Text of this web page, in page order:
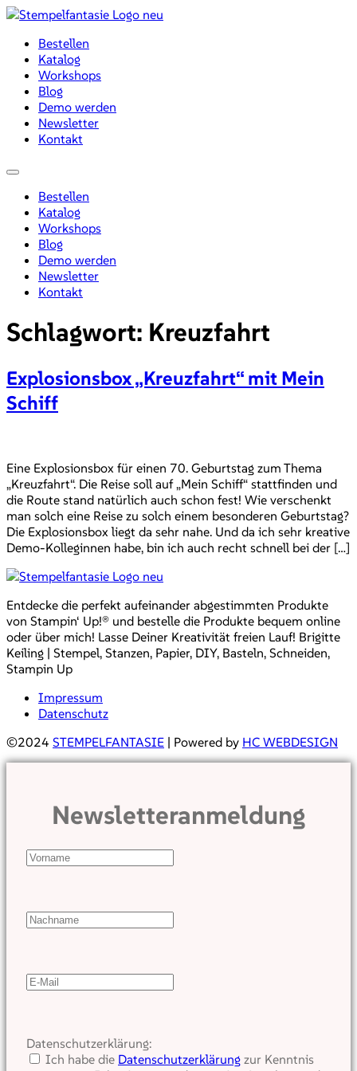
Zum
wechselnBestellen
Katalog
Workshops
Blog
Demo werden
Newsletter
Kontakt
Menü
Bestellen
Katalog
Workshops
Blog
Demo werden
Newsletter
Kontakt
Schlagwort: Kreuzfahrt
Explosionsbox „Kreuzfahrt“ mit Mein
Schiff
Eine Explosionsbox für einen 70. Geburtstag zum Thema
„Kreuzfahrt“. Die Reise soll auf „Mein Schiff“ stattfinden und
die Route stand natürlich auch schon fest! Wie verschenkt
man solch eine Reise zu solch einem besonderen Geburtstag?
Die Explosionsbox liegt da sehr nahe. Und da ich sehr kreative
Demo-Kolleginnen habe, bin ich auch recht schnell bei der […]
Entdecke die perfekt aufeinander abgestimmten Produkte
von Stampin‘ Up!® und bestelle die Produkte bequem online
oder über mich! Lasse Deiner Kreativität freien Lauf! Brigitte
Keiling | Stempel, Stanzen, Papier, DIY, Basteln, Schneiden,
Stampin Up
Impressum
Datenschutz
©2024 STEMPELFANTASIE | Powered by HC WEBDESIGN
Newsletteranmeldung
Datenschutzerklärung:
Ich habe die Datenschutzerklärung zur Kenntnis